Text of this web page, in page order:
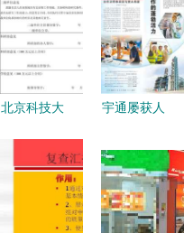
北京科技大
审批流程解
析 聚焦技
宇通屡获人
为中亚交通
注入绿色新
动能，技术